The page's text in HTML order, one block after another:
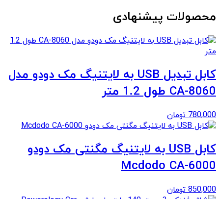
محصولات پیشنهادی
کابل تبدیل USB به لایتنیگ مک دودو مدل
CA-8060 طول 1.2 متر
780,000 تومان
کابل USB به لایتنیگ مگنتی مک دودو
Mcdodo CA-6000
850,000 تومان